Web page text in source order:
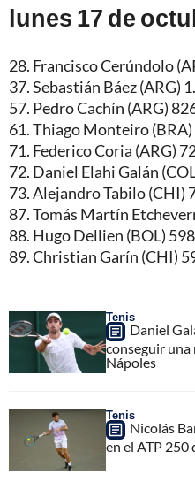
lunes 17 de
28. Francisco Cerúndolo
37. Sebastián Báez (ARG)
57. Pedro Cachín (ARG)
61. Thiago Monteiro (BRA)
71. Federico Coria (ARG)
72. Daniel Elahi Galán
73. Alejandro Tabilo (CHI)
87. Tomás Martín
88. Hugo Dellien (BOL)
89. Christian Garín (CHI)
Tenis
Daniel
conseguir una
Nápoles
Tenis
Nicolás
en el ATP 250